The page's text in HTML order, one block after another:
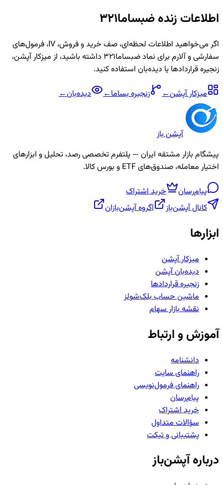
اطلاعات زندهضبساما321
اگر می‌خواهید اطلاعات لحظه‌ای، صف خرید و فروش، IV، فرمول‌های
سفارشی و آلارم برای نمادضبساما321
داشته باشید، از میزکار آپشن،
زنجیره قراردادها یا دیده‌بان استفاده کنید.
میزکار آپشن← زنجیرهبساما← دیده‌بان←
آپشن باز
پیشگام بازار مشتقه ایران — پلتفرم تخصصی رصد، تحلیل و ابزارهای
اختیار معامله، صندوق‌های ETF و بورس کالا.
پیام‌رسان
خرید اشتراک
کانال آپشن‌باز
|گروه آپشن‌بازان
ابزارها
میزکار آپشن
دیده‌بان آپشن
زنجیره قراردادها
ماشین حساب بلک‌شولز
نقشه بازار سهام
آموزش و ارتباط
دانشنامه
راهنمای سایت
راهنمای فرمول‌نویسی
پیام‌رسان
خرید اشتراک
سؤالات متداول
پشتیبانی و تیکت
درباره آپشن‌باز